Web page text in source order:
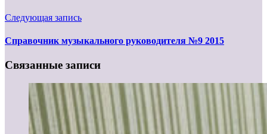
Следующая запись
Справочник музыкального руководителя №9 2015
Связанные записи